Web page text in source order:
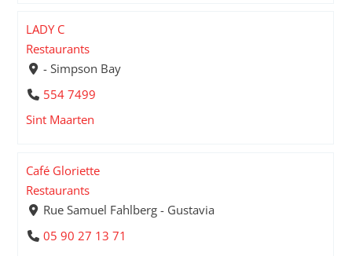
LADY C
Restaurants
- Simpson Bay
554 7499
Sint Maarten
Café Gloriette
Restaurants
Rue Samuel Fahlberg - Gustavia
05 90 27 13 71